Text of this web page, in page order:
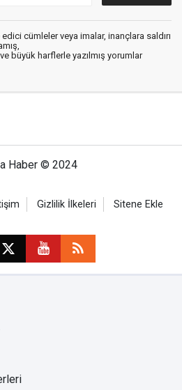
cümleler veya imalar, inançlara saldırı
büyük harflerle yazılmış yorumlar
Haber © 2024
Gizlilik İlkeleri Sitene Ekle